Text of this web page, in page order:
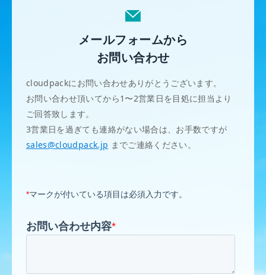
メールフォームから
お問い合わせ
cloudpackにお問い合わせありがとうございます。
お問い合わせ頂いてから1〜2営業日を目処に担当より
ご回答致します。
3営業日を過ぎても連絡がない場合は、お手数ですが
sales@cloudpack.jp までご連絡ください。